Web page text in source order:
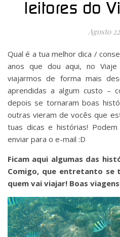
leitores do
Agosto
Qual é a tua melhor dica / conselho de viagem? Há quase 10
anos que dou aqui, no
viajarmos de forma mais
aprendidas a algum custo –
depois se tornaram boas
outras vieram de vocês que
tuas dicas e histórias!
enviar para o e-mail :D
Ficam aqui algumas das
Comigo, que entretanto se
quem vai viajar! Boas